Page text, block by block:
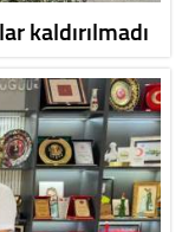
kaldırılmadı